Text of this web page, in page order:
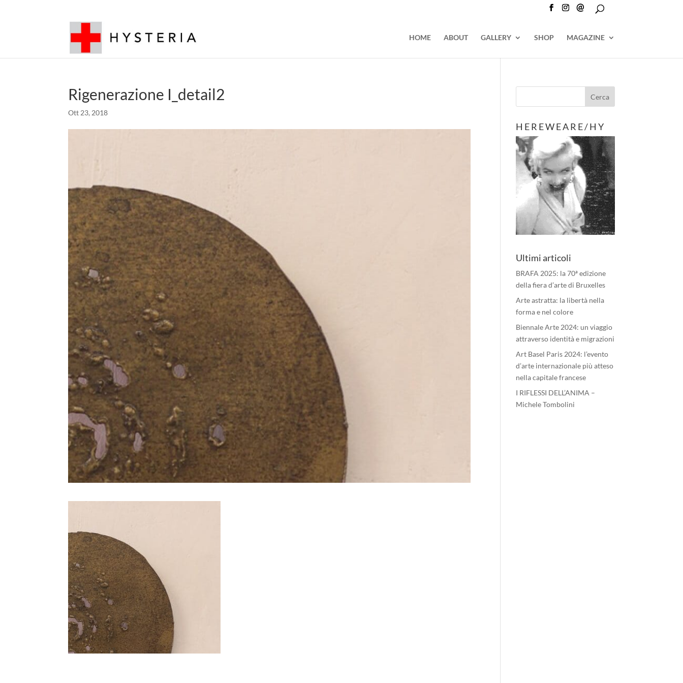
@
HOME ABOUT GALLERY SHOP MAGAZINE
Rigenerazione I_detail2
Ott 23, 2018
H E R E W E A R E / H Y
Ultimi articoli
BRAFA 2025: la 70ª edizione
della fiera d’arte di Bruxelles
Arte astratta: la libertà nella
forma e nel colore
Biennale Arte 2024: un viaggio
attraverso identità e migrazioni
Art Basel Paris 2024: l’evento
d’arte internazionale più atteso
nella capitale francese
I RIFLESSI DELL’ANIMA –
Michele Tombolini